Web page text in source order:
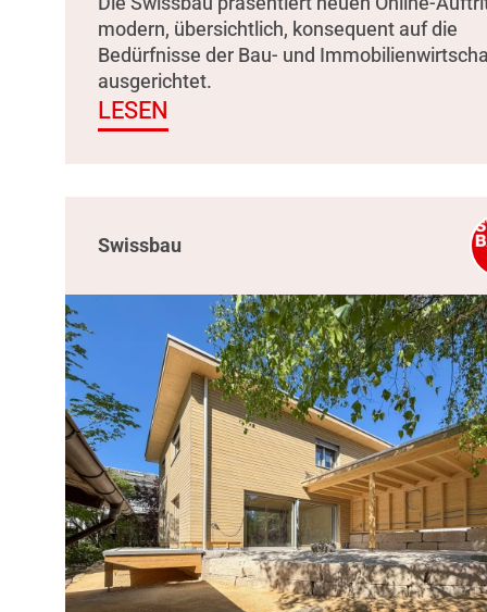
modern, übersichtlich, konsequent auf die
Bedürfnisse der Bau- und
ausgerichtet.
LESEN
Swissbau